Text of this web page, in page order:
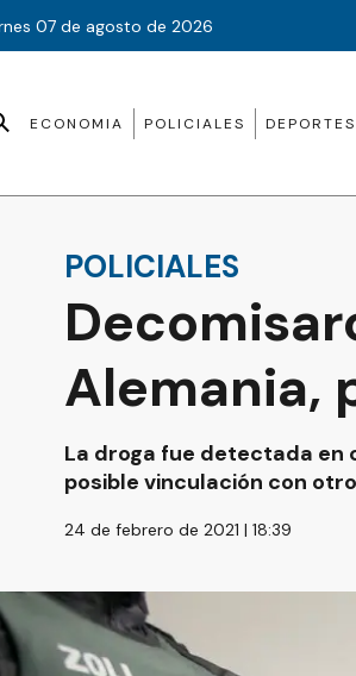
07 de agosto de 2026
ECONOMIA POLICIALES DEPORTES
POLICIALES
Alemania,
La droga fue detectada en
posible vinculación con
24 de febrero de 2021 | 18:39